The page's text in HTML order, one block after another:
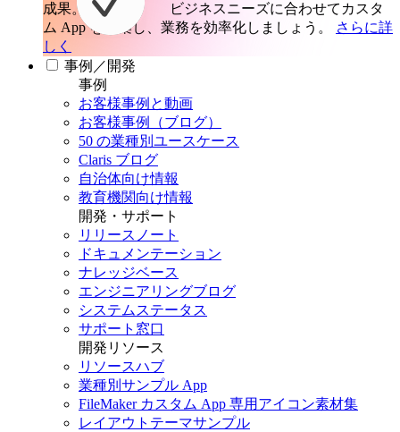
成果。
ビジネスニーズに合わせてカスタ
ム App を構築し、業務を効率化しましょう。
さらに詳
しく
事例／開発
事例
お客様事例と動画
お客様事例（ブログ）
50 の業種別ユースケース
Claris ブログ
自治体向け情報
教育機関向け情報
開発・サポート
リリースノート
ドキュメンテーション
ナレッジベース
エンジニアリングブログ
システムステータス
サポート窓口
開発リソース
リソースハブ
業種別サンプル App
FileMaker カスタム App 専用アイコン素材集
レイアウトテーマサンプル